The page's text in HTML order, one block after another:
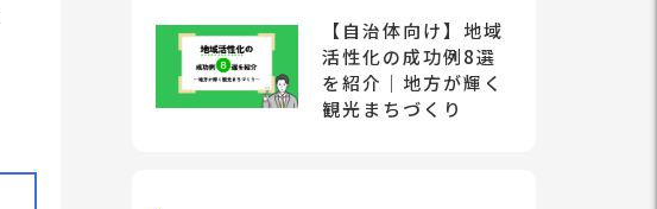
【自治体向け】地域
活性化の成功例8選
を紹介｜地方が輝く
観光まちづくり